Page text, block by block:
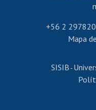
Revalidación
Postulación al
+56 2
Mapa
SISIB -